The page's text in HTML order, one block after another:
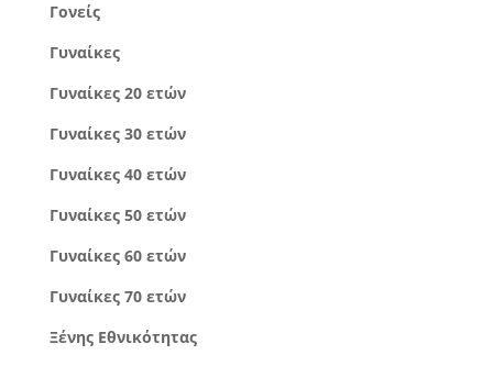
Γονείς
Γυναίκες
Γυναίκες 20 ετών
Γυναίκες 30 ετών
Γυναίκες 40 ετών
Γυναίκες 50 ετών
Γυναίκες 60 ετών
Γυναίκες 70 ετών
Ξένης Εθνικότητας